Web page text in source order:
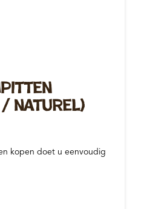
/ naturel)
kopen doet u eenvoudig